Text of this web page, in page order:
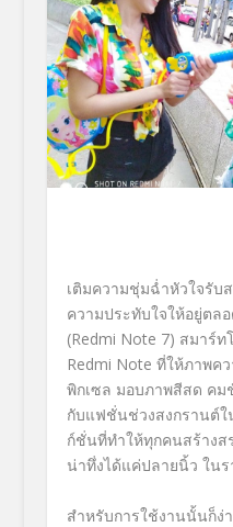
เติมความชุ่มฉ่ำหัวใจรับ
ความประทับใจให้อยู่ตล
(Redmi Note 7) สมาร์
Redmi Note ที่ให้ภาพค
พิกเซล มอบภาพสีสด คม
กับแฟชั่นช่วงสงกรานต์
ก์ชั่นที่ทำให้ทุกคนสร้างส
น่าทึ่งได้แค่ปลายนิ้ว ใน
สำหรับการใช้งานนั้นก็ง่